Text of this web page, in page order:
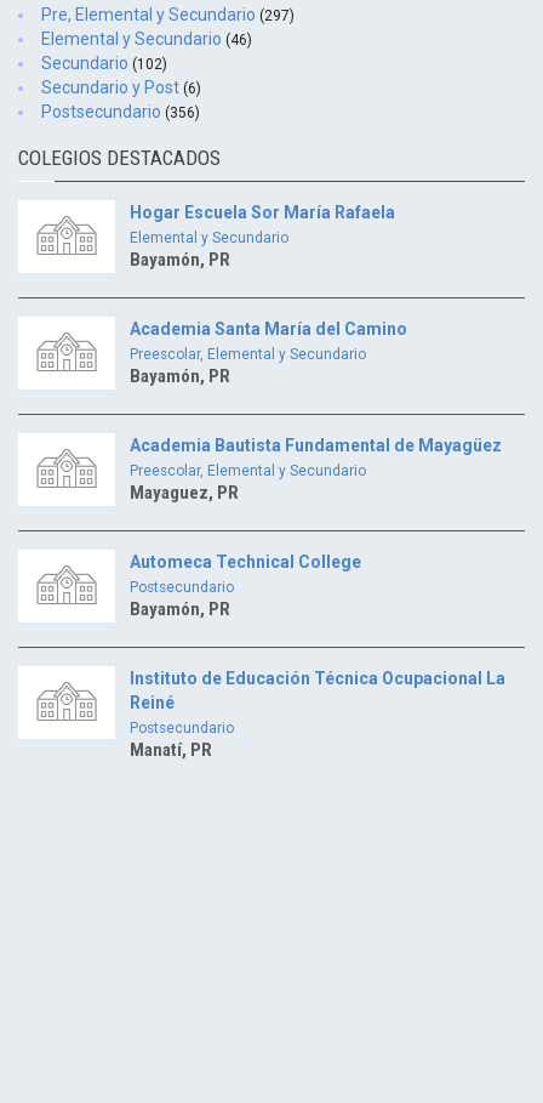
Pre, Elemental y Secundario (297)
Elemental y Secundario (46)
Secundario (102)
Secundario y Post (6)
Postsecundario (356)
COLEGIOS DESTACADOS
Hogar Escuela Sor María Rafaela
Elemental y Secundario
Bayamón, PR
Academia Santa María del Camino
Preescolar, Elemental y Secundario
Bayamón, PR
Academia Bautista Fundamental de Mayagüez
Preescolar, Elemental y Secundario
Mayaguez, PR
Automeca Technical College
Postsecundario
Bayamón, PR
Instituto de Educación Técnica Ocupacional La
Reiné
Postsecundario
Manatí, PR